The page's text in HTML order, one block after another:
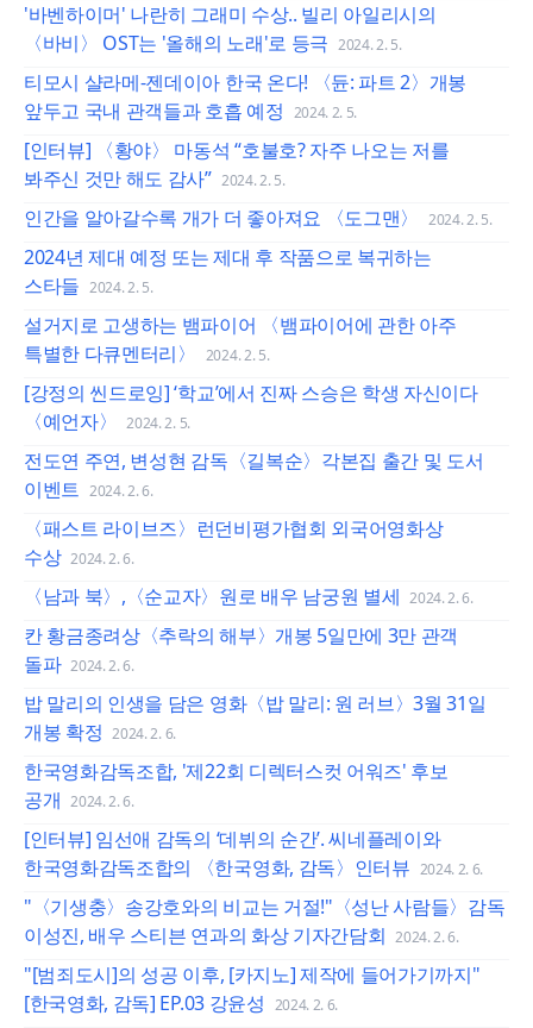
'바벤하이머' 나란히 그래미 수상.. 빌리 아일리시의
〈바비〉 OST는 '올해의 노래'로 등극 2024. 2. 5.
티모시 샬라메-젠데이아 한국 온다! 〈듄: 파트 2〉개봉
앞두고 국내 관객들과 호흡 예정 2024. 2. 5.
[인터뷰] 〈황야〉 마동석 “호불호? 자주 나오는 저를
봐주신 것만 해도 감사” 2024. 2. 5.
인간을 알아갈수록 개가 더 좋아져요 〈도그맨〉 2024. 2. 5.
2024년 제대 예정 또는 제대 후 작품으로 복귀하는
스타들 2024. 2. 5.
설거지로 고생하는 뱀파이어 〈뱀파이어에 관한 아주
특별한 다큐멘터리〉
2024. 2. 5.
[강정의 씬드로잉] ‘학교’에서 진짜 스승은 학생 자신이다
〈예언자〉
2024. 2. 5.
전도연 주연, 변성현 감독〈길복순〉각본집 출간 및 도서
이벤트 2024. 2. 6.
〈패스트 라이브즈〉런던비평가협회 외국어영화상
수상 2024. 2. 6.
〈남과 북〉,〈순교자〉원로 배우 남궁원 별세 2024. 2. 6.
칸 황금종려상〈추락의 해부〉개봉 5일만에 3만 관객
돌파 2024. 2. 6.
밥 말리의 인생을 담은 영화〈밥 말리: 원 러브〉3월 31일
개봉 확정 2024. 2. 6.
한국영화감독조합, '제22회 디렉터스컷 어워즈' 후보
공개 2024. 2. 6.
[인터뷰] 임선애 감독의 ‘데뷔의 순간’. 씨네플레이와
한국영화감독조합의 〈한국영화, 감독〉인터뷰 2024. 2. 6.
"〈기생충〉송강호와의 비교는 거절!"〈성난 사람들〉감독
이성진, 배우 스티븐 연과의 화상 기자간담회 2024. 2. 6.
"[범죄도시]의 성공 이후, [카지노] 제작에 들어가기까지"
[한국영화, 감독] EP.03 강윤성 2024. 2. 6.